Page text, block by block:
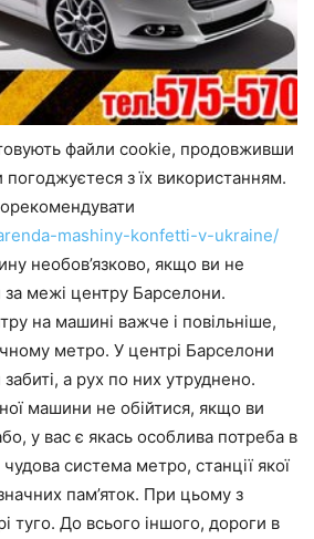
файли cookie, продовживши
погоджуєтеся з їх використанням.
mashiny-konfetti-v-ukraine/
необов’язково, якщо ви не
межі центру Барселони.
на машині важче і повільніше,
метро. У центрі Барселони
а рух по них утруднено.
машини не обійтися, якщо ви
у вас є якась особлива потреба в
система метро, станції якої
пам’яток. При цьому з
туго. До всього іншого, дороги в